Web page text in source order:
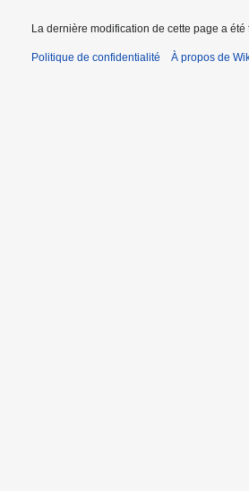
La dernière modification de cette page a
Politique de confidentialité À propos de